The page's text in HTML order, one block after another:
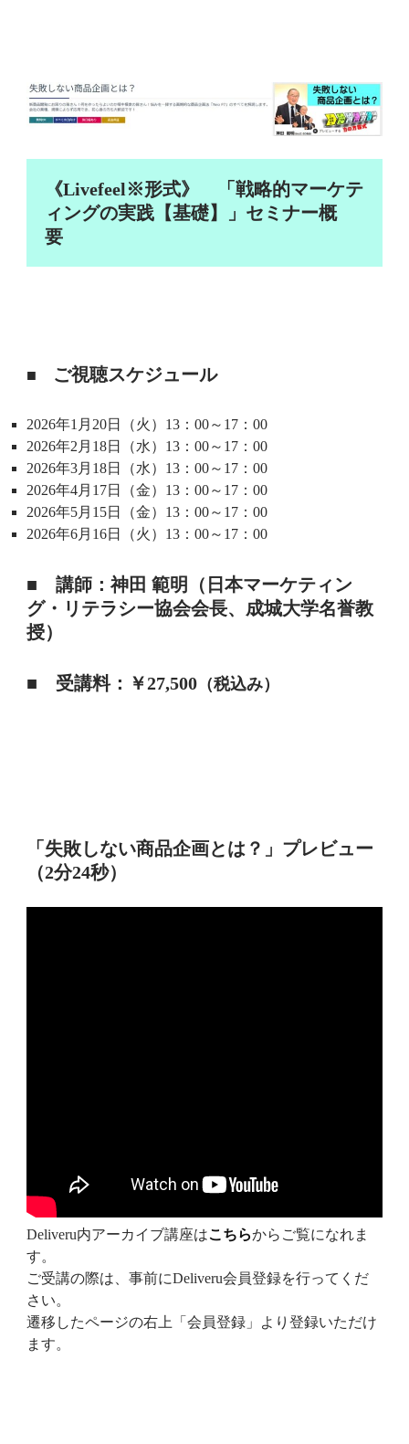
《Livefeel※形式》 「戦略的マーケテ
ィングの実践【基礎】」セミナー概
要
■ ご視聴スケジュール
2026年1月20日（火）13：00～17：00
2026年2月18日（水）13：00～17：00
2026年3月18日（水）13：00～17：00
2026年4月17日（金）13：00～17：00
2026年5月15日（金）13：00～17：00
2026年6月16日（火）13：00～17：00
■ 講師：神田 範明（日本マーケティン
グ・リテラシー協会会長、成城大学名誉教
授）
■ 受講料：￥27,500（税込み）
「失敗しない商品企画とは？」プレビュー
（2分24秒）
Deliveru内アーカイブ講座はこちらからご覧になれま
す。
ご受講の際は、事前にDeliveru会員登録を行ってくだ
さい。
遷移したページの右上「会員登録」より登録いただけ
ます。